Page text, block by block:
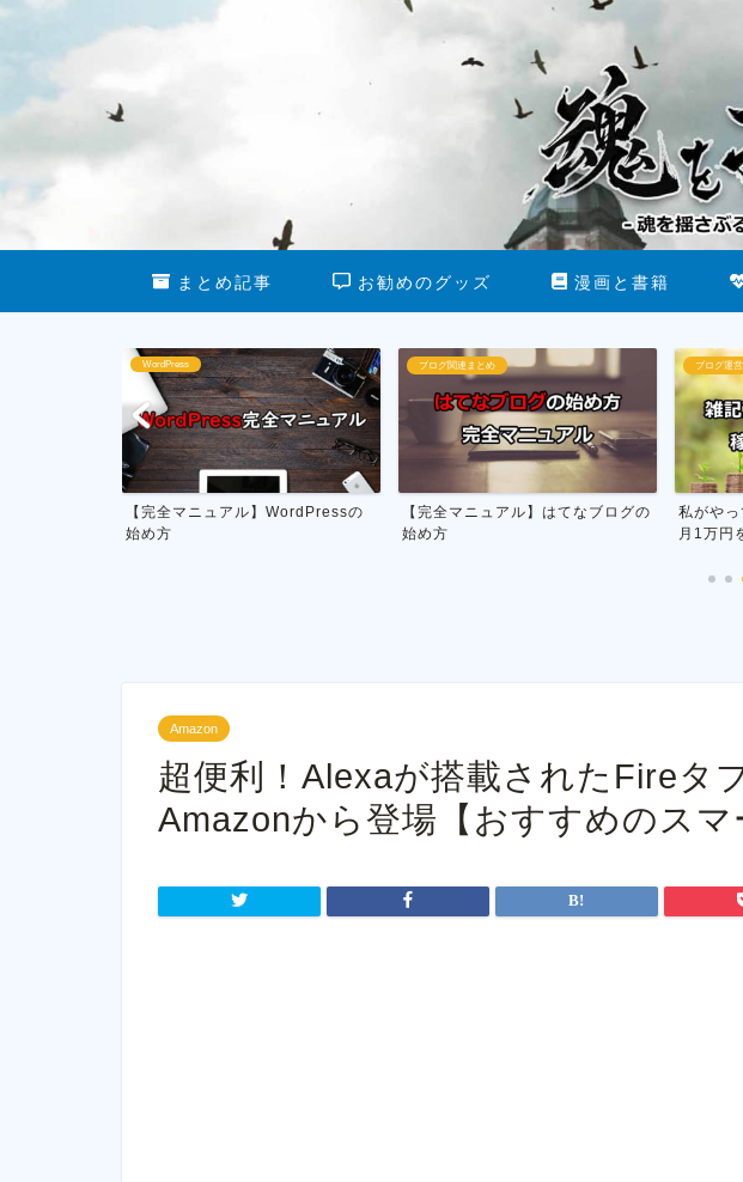
まとめ記事 お勧めのグッズ 漫画と書籍
ブログ関連まとめ
【完全マニュアル】はてなブログの
始め方
ブログ運営
私がやってる雑記ブログで無理なく
月1万円を稼ぐ具体的な方...
お金・収入
会社に副
で聞い
Amazon
超便利！Alexaが搭載されたFireタ
Amazonから登場【おすすめのスマ